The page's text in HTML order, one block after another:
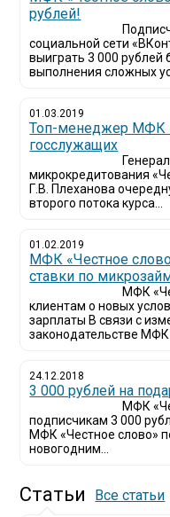
рублей!
социальной сети
выиграть 3 000
выполнения сложных
01.03.2019
Топ-менеджер МФК
госслужащих
микрокредитования
Г.В. Плеханова
второго потока курса...
01.02.2019
МФК «Честное
ставки по
МФК
клиентам о новых
зарплаты В связи с
законодательстве МФК
24.12.2018
3 000 рублей на
МФК
подписчикам 3 000
МФК «Честное слово»
новогодним...
Статьи Все статьи